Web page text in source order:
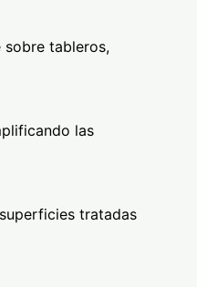
sobre tableros,
las
tratadas